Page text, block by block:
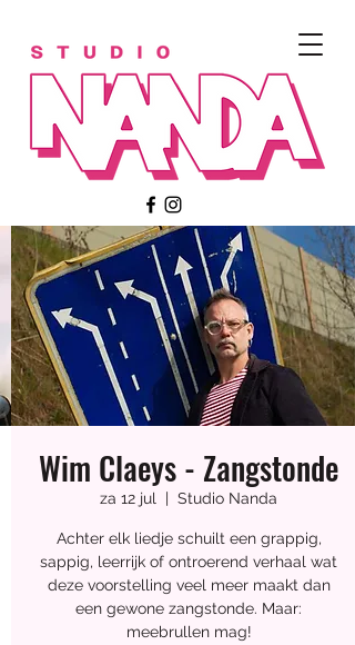
Meerdere datums
Ambachtelijk
weekend
Wim Claeys - Zangstonde
za 12 jul
  |
Studio Nanda
Achter elk liedje schuilt een grappig,
sappig, leerrijk of ontroerend verhaal wat
deze voorstelling veel meer maakt dan
een gewone zangstonde. Maar:
meebrullen mag!